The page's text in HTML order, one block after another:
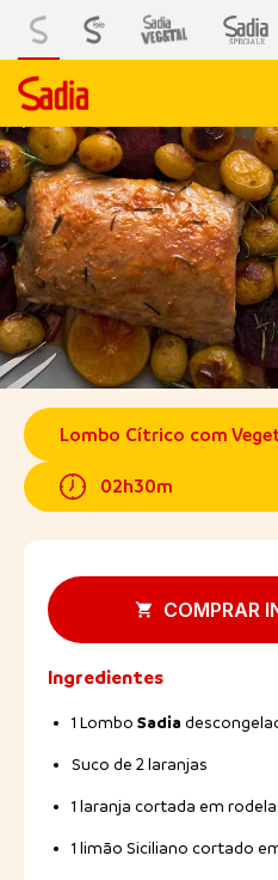
Lombo Cítrico com
02h30m
COMPRAR
Ingredientes
1 Lombo Sadia
Suco de 2 laranjas
1 laranja cortada em
1 limão Siciliano cortado